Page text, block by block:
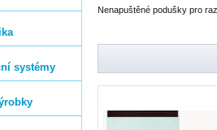
Nenapuštěné podušky pro
systémy